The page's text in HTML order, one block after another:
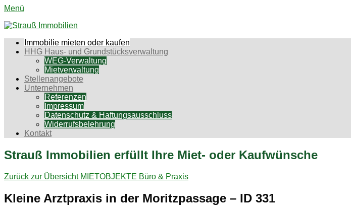
Menü
Strauß Immobilien
Erstes
Menü
Zum
Inhalt:
Immobilie mieten oder kaufen
HHG Haus- und Grundstücksverwaltung
WEG-Verwaltung
Mietverwaltung
Stellenangebote
Unternehmen
Referenzen
Impressum
Datenschutz & Haftungsausschluss
Widerrufsbelehrung
Kontakt
Strauß Immobilien erfüllt Ihre Miet- oder Kaufwünsche
Zurück zur Übersicht MIETOBJEKTE Büro & Praxis
Kleine Arztpraxis in der Moritzpassage – ID 331